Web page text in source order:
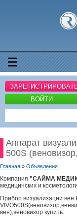
ВОЙТИ
Аппарат
500S
Главная » Объявления
Компания "САЙМА
медицинских и
Прибор визуализации вен
вен),веновизор купить.